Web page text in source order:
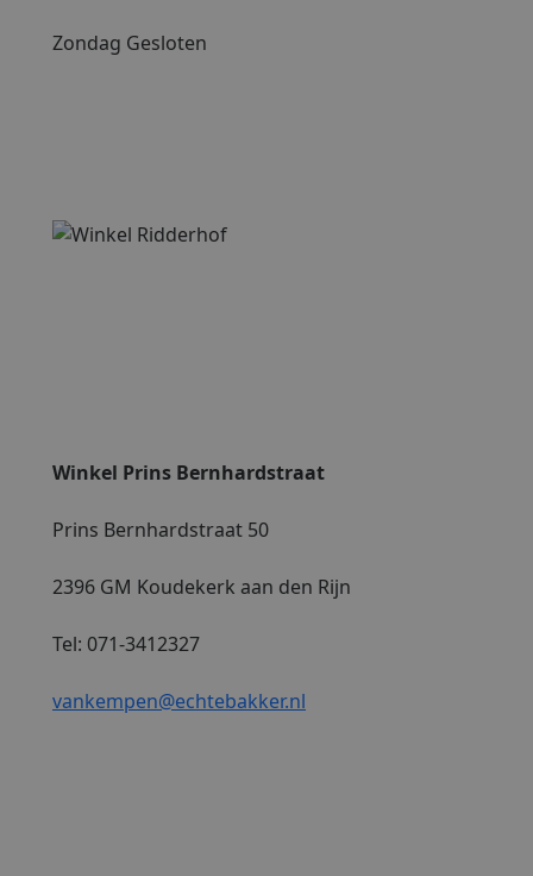
Zondag Gesloten
Winkel Prins Bernhardstraat
Prins Bernhardstraat 50
2396 GM Koudekerk aan den Rijn
Tel: 071-3412327
vankempen@echtebakker.nl